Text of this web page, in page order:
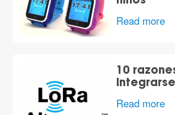
Read more
10
Read more